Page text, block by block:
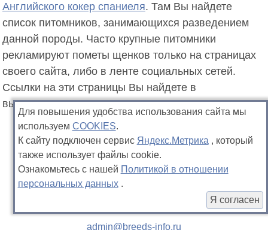
Английского кокер спаниеля. Там Вы найдете
список питомников, занимающихся разведением
данной породы. Часто крупные питомники
рекламируют пометы щенков только на страницах
своего сайта, либо в ленте социальных сетей.
Ссылки на эти страницы Вы найдете в
вышеуказанном каталоге.
admin@breeds-info.ru
Для повышения удобства использования сайта мы
используемCOOKIES.
К сайту подключен сервис Яндекс.Метрика , который
также использует файлы cookie.
Ознакомьтесь с нашей Политикой в отношении
персональных данных .
Я согласен